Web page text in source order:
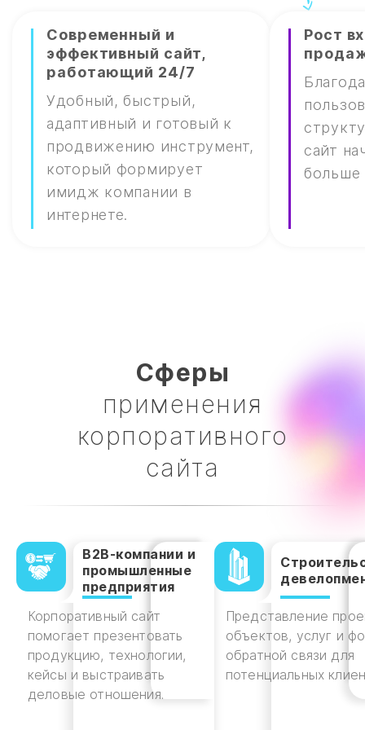
Современный и
эффективный сайт,
работающий 24/7
Удобный, быстрый,
адаптивный и готовый к
продвижению инструмент,
который формирует
имидж компании в
интернете.
Рост
сайт
больше
Cферы
применения
корпоративного
сайта
B2B-компании и
промышленные
предприятия
Корпоративный сайт
помогает презентовать
продукцию, технологии,
кейсы и выстраивать
деловые отношения.
Представление
объектов, услуг и
обратной связи для
потенциальных